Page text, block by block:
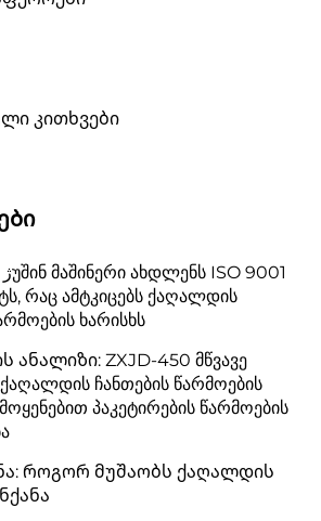
კითხვები
რაც ამტკიცებს ქაღალდის
ხარისხს
ანალიზი: ZXJD-450 მწვავე
ჩანთების წარმოების
პაკეტირების წარმოების
როგორ მუშაობს ქაღალდის